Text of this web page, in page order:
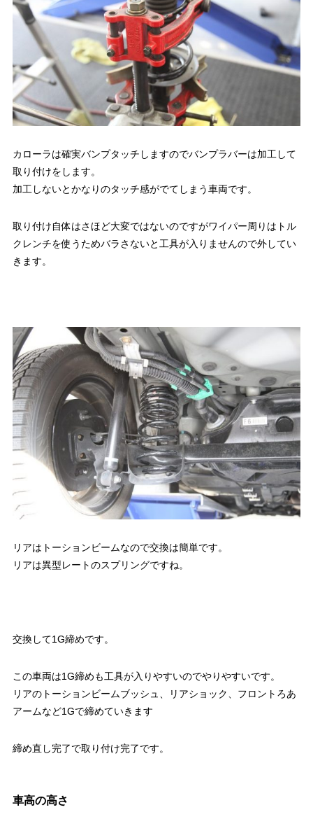
カローラは確実バンプタッチしますのでバンプラバーは加工して
取り付けをします。
加工しないとかなりのタッチ感がでてしまう車両です。
取り付け自体はさほど大変ではないのですがワイパー周りはトル
クレンチを使うためバラさないと工具が入りませんので外してい
きます。
リアはトーションビームなので交換は簡単です。
リアは異型レートのスプリングですね。
交換して1G締めです。
この車両は1G締めも工具が入りやすいのでやりやすいです。
リアのトーションビームブッシュ、リアショック、フロントろあ
アームなど1Gで締めていきます
締め直し完了で取り付け完了です。
車高の高さ